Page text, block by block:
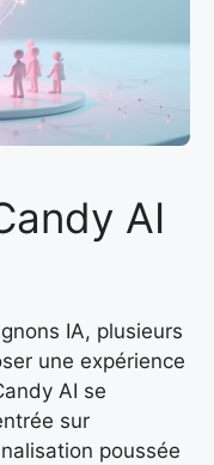
AI
IA, plusieurs
une expérience
AI se
sur
poussée